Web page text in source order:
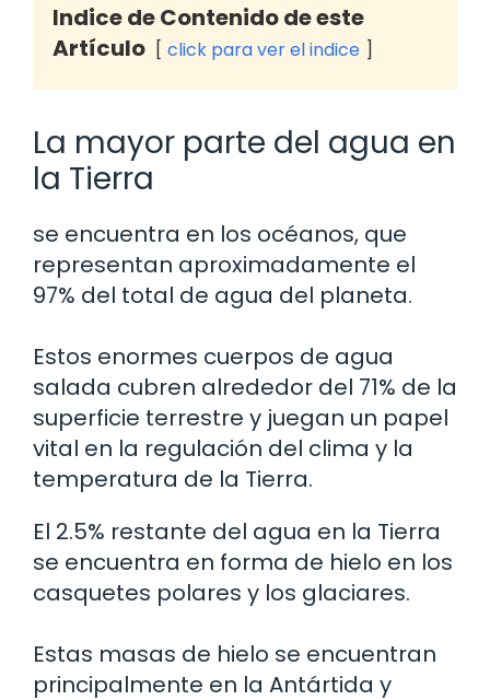
Indice de Contenido de este
Artículo
click para ver el indice
La mayor parte del agua en
la Tierra
se encuentra en los océanos, que
representan aproximadamente el
97% del total de agua del planeta.
Estos enormes cuerpos de agua
salada cubren alrededor del 71% de la
superficie terrestre y juegan un papel
vital en la regulación del clima y la
temperatura de la Tierra.
El 2.5% restante del agua en la Tierra
se encuentra en forma de hielo en los
casquetes polares y los glaciares.
Estas masas de hielo se encuentran
principalmente en la Antártida y